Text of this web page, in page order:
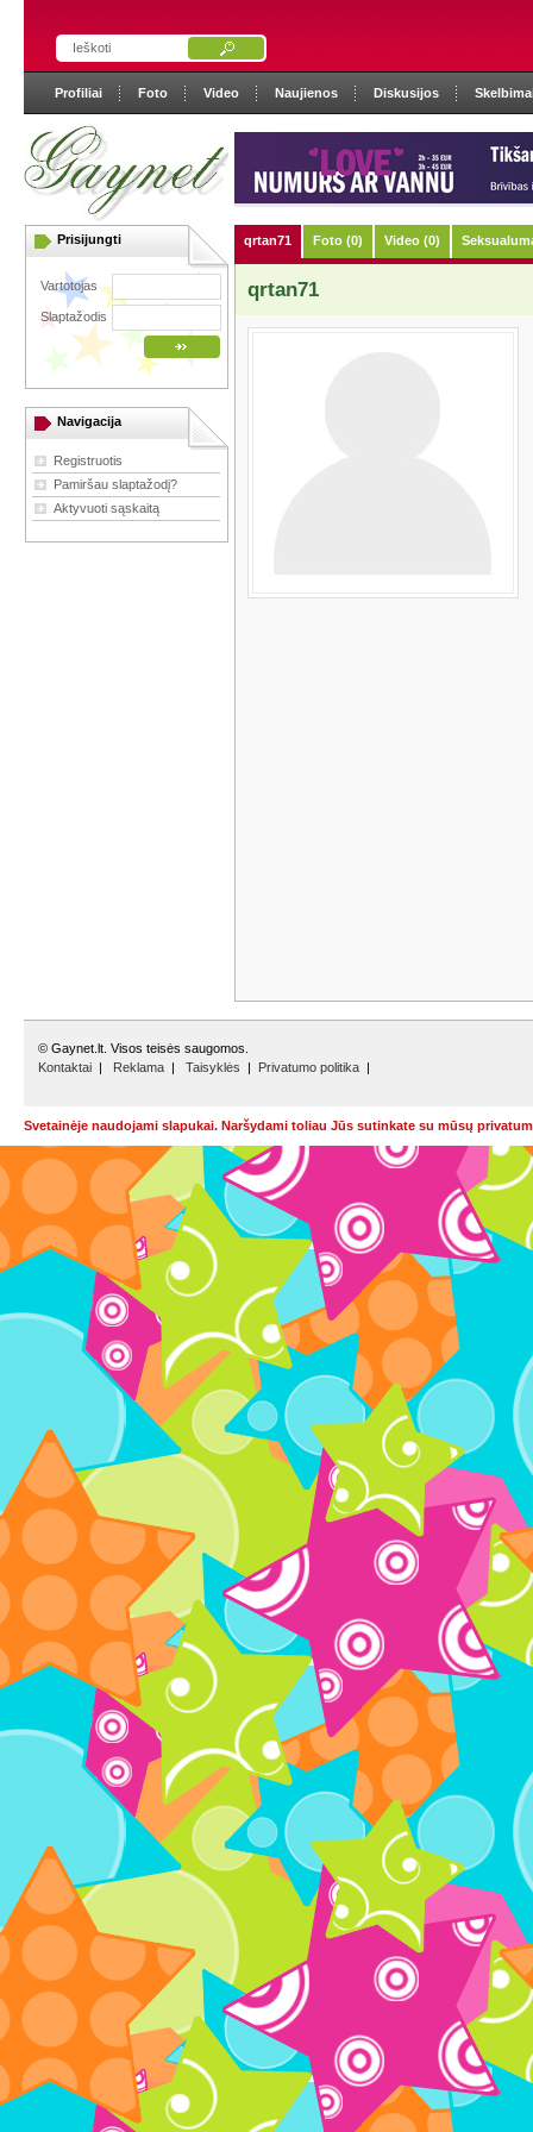
Profiliai Foto Video Naujienos Diskusijos
Prisijungti
Vartotojas
Slaptažodis
Navigacija
Registruotis
Pamiršau slaptažodį?
Aktyvuoti sąskaitą
qrtan71 Foto (0) Video (0)
qrtan71
© Gaynet.lt. Visos teisės saugomos.
Kontaktai | Reklama | Taisyklės | Privatumo politika |
Svetainėje naudojami slapukai. Naršydami toliau Jūs sutinkate su mūsų